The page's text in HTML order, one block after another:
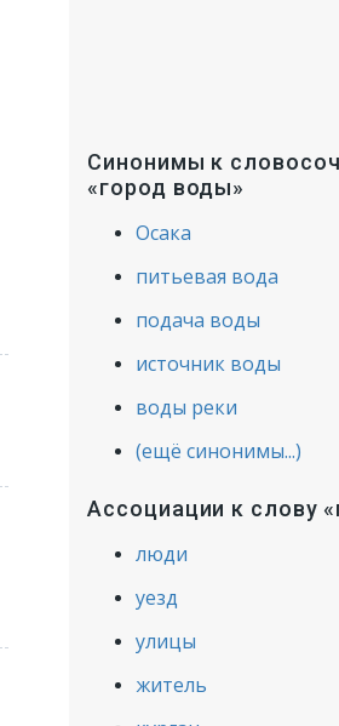
Синонимы к
«город воды»
Осака
питьевая вода
подача воды
источник воды
воды реки
(ещё синонимы...)
Ассоциации к слову
люди
уезд
улицы
житель